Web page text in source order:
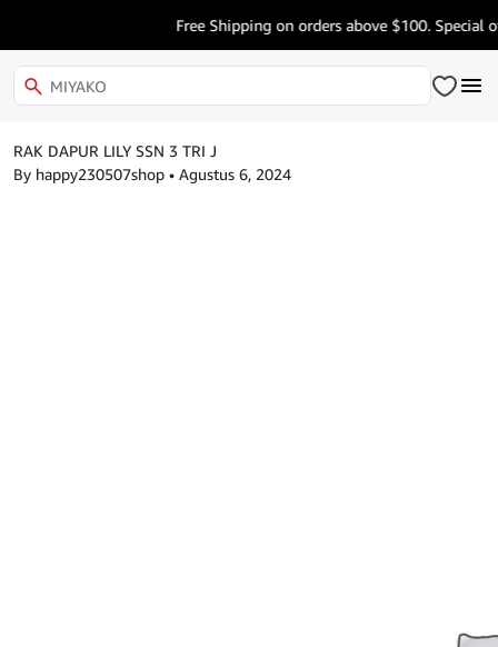
Free Shipping on orders above $100. Special
RAK DAPUR LILY SSN 3 TRI J
By happy230507shop • Agustus 6, 2024